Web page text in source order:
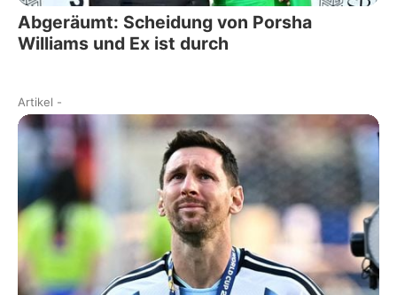
Abgeräumt: Scheidung von Porsha
Williams und Ex ist durch
Artikel -